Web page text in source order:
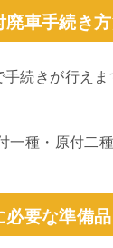
廃車手続き
続きが行えま
一種・原付二
要な準備品